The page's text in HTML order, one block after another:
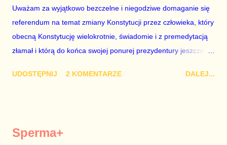
z roku 1951, czyli czasów stalinizmu. To pewnie dlatego, że nie
chciało mu przejść przez gardło pochwalenie gospodarczej
sytuacji naszego kraju z lat 2007-2015. Bardzo to małe i
smutne – niegodne premiera polskiego rządu. Generalnie, M...
Uważam za wyjątkowo bezczelne i niegodziwe domaganie się
referendum na temat zmiany Konstytucji przez człowieka, który
obecną Konstytucję wielokrotnie, świadomie i z premedytacją
złamał i którą do końca swojej ponurej prezydentury jeszcze
trwało pół roku, lokal do głosowania znajdował się w
mojej zgody. Prezydent Andrzej Duda zapowiedział, że złoży do
UDOSTĘPNIJ 2 KOMENTARZE DALEJ...
Sperma+